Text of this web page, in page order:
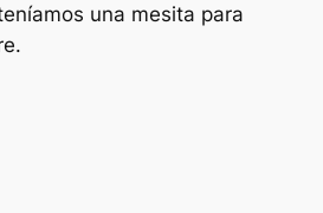
una mesita para